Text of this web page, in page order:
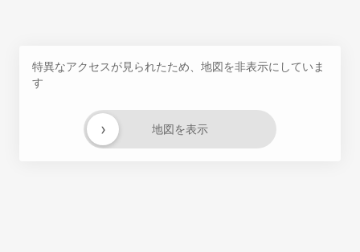
特異なアクセスが見られたため、地図を非表示にしていま
す
地図を表示
›